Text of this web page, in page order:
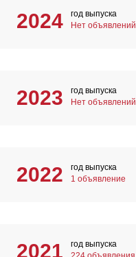
2024
год выпуска
Нет объявлений
2023
год выпуска
Нет объявлений
2022
год выпуска
1 объявление
2021
год выпуска